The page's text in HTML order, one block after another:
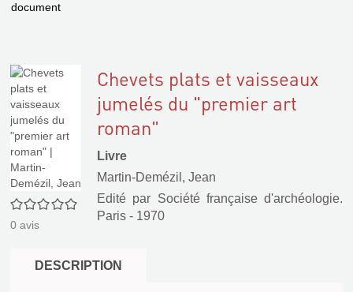
document
0/5
0 avis
Chevets plats et vaisseaux
jumelés du "premier art
roman"
Livre
Martin-Demézil, Jean
Edité par Société française d'archéologie.
Paris - 1970
DESCRIPTION